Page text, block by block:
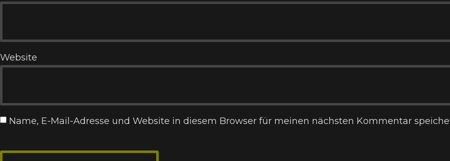
Website
Name, E-Mail-Adresse und Website in diesem Browser für meinen nächsten Kommentar